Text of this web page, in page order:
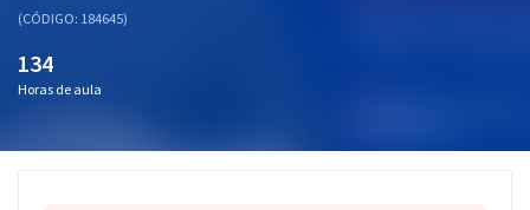
Questões grátis
Conteúdo gratuito
Aprovados
(CÓDIGO: 184645)
134
Horas de aula